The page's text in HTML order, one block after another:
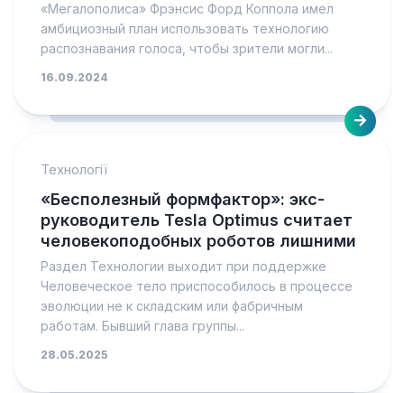
«Мегалополиса» Фрэнсис Форд Коппола имел
амбициозный план использовать технологию
распознавания голоса, чтобы зрители могли...
16.09.2024
Технології
«Бесполезный формфактор»: экс-
руководитель Tesla Optimus считает
человекоподобных роботов лишними
Раздел Технологии выходит при поддержке
Человеческое тело приспособилось в процессе
эволюции не к складским или фабричным
работам. Бывший глава группы...
28.05.2025